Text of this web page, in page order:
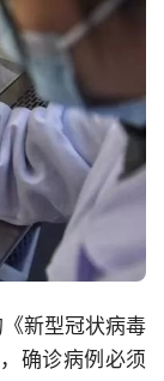
新型冠状病毒
确诊病例必须